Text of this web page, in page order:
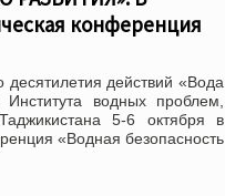
конференция
действий «Вода
водных проблем,
5-6 октября в
«Водная безопасность